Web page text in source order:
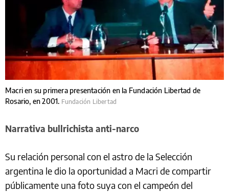
Macri en su primera presentación en la Fundación Libertad de
Rosario, en 2001. Fundación Libertad
Narrativa bullrichista anti-narco
Su relación personal con el astro de la Selección
argentina le dio la oportunidad a Macri de compartir
públicamente una foto suya con el campeón del